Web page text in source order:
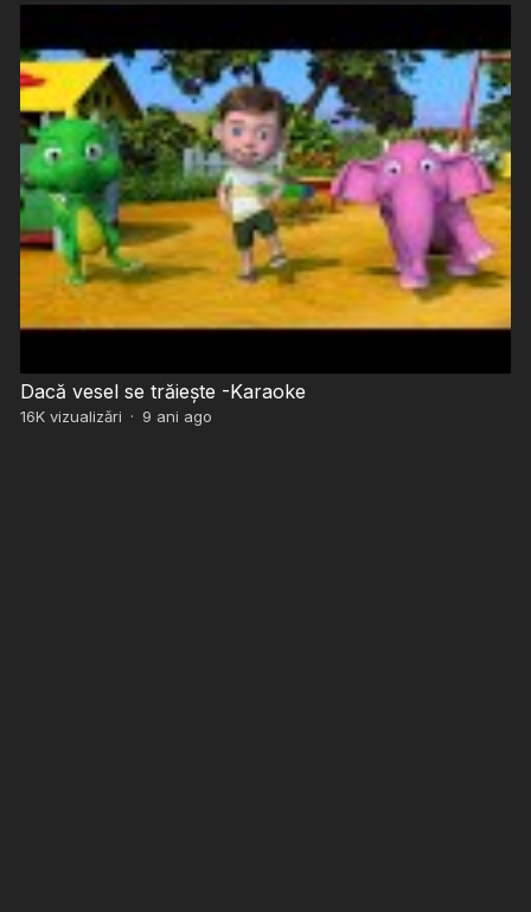
Dacă vesel se trăiește -Karaoke
16Kvizualizări · 9 ani ago